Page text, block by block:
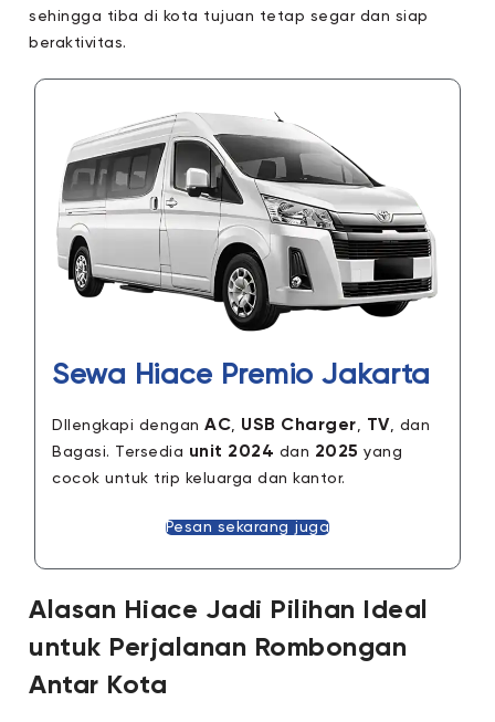
sehingga tiba di kota tujuan tetap segar dan siap
beraktivitas.
Sewa Hiace Premio Jakarta
DIlengkapi denganAC, USB Charger, TV, dan
Bagasi. Tersedia unit 2024 dan 2025yang
cocok untuk trip keluarga dan kantor.
Pesan sekarang juga
Alasan Hiace Jadi Pilihan Ideal
untuk Perjalanan Rombongan
Antar Kota